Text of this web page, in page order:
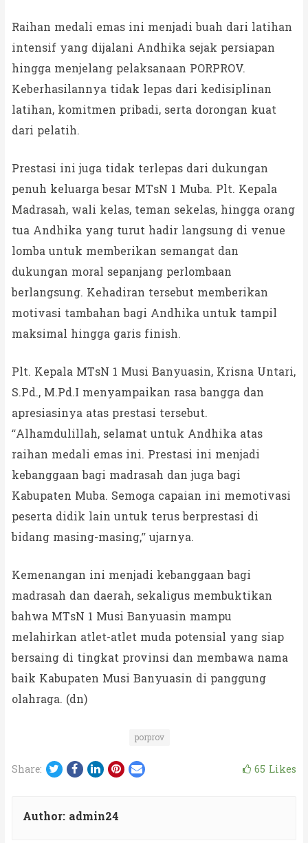
Raihan medali emas ini menjadi buah dari latihan
intensif yang dijalani Andhika sejak persiapan
hingga menjelang pelaksanaan PORPROV.
Keberhasilannya tidak lepas dari kedisiplinan
latihan, komitmen pribadi, serta dorongan kuat
dari pelatih.
Prestasi ini juga tidak terlepas dari dukungan
penuh keluarga besar MTsN 1 Muba. Plt. Kepala
Madrasah, wali kelas, teman sekelas, hingga orang
tua Andhika yang turut hadir langsung di venue
lomba untuk memberikan semangat dan
dukungan moral sepanjang perlombaan
berlangsung. Kehadiran tersebut memberikan
motivasi tambahan bagi Andhika untuk tampil
maksimal hingga garis finish.
Plt. Kepala MTsN 1 Musi Banyuasin, Krisna Untari,
S.Pd., M.Pd.I menyampaikan rasa bangga dan
apresiasinya atas prestasi tersebut.
“Alhamdulillah, selamat untuk Andhika atas
raihan medali emas ini. Prestasi ini menjadi
kebanggaan bagi madrasah dan juga bagi
Kabupaten Muba. Semoga capaian ini memotivasi
peserta didik lain untuk terus berprestasi di
bidang masing-masing,” ujarnya.
Kemenangan ini menjadi kebanggaan bagi
madrasah dan daerah, sekaligus membuktikan
bahwa MTsN 1 Musi Banyuasin mampu
melahirkan atlet-atlet muda potensial yang siap
bersaing di tingkat provinsi dan membawa nama
baik Kabupaten Musi Banyuasin di panggung
olahraga. (dn)
porprov
Share: Twitter
Facebook
LinkedIn
Pinterest
Email 65 Likes
Author: admin24